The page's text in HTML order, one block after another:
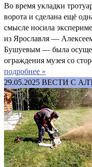
Во время укладки
ворота и сделана ещё
смысле носила
из Ярославля —
Бушуевым — была
ограждения музея со
подробнее »
29.05.2025 ВЕСТИ С